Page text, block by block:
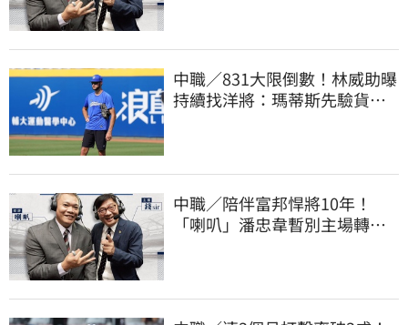
中職／831大限倒數！林威助曝
持續找洋將：瑪蒂斯先驗貨、
中職／陪伴富邦悍將10年！
「喇叭」潘忠韋暫別主場轉